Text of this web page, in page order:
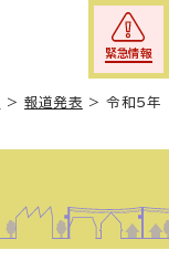
緊急情報
>報道発表 >令和5年